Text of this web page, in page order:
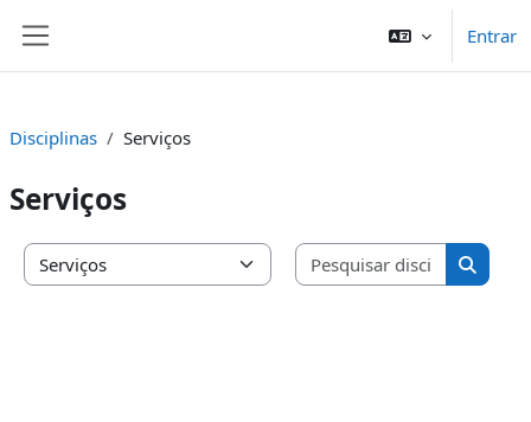
Entrar
Disciplinas Serviços
Serviços
Categorias de disciplinas